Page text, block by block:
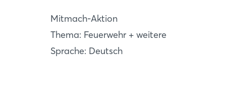
Mitmach-Aktion
Thema: Feuerwehr + weitere
Sprache: Deutsch